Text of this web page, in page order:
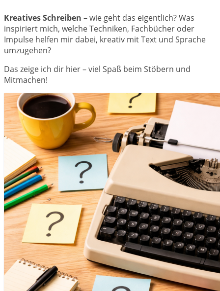
Kreatives Schreiben – wie geht das eigentlich? Was
inspiriert mich, welche Techniken, Fachbücher oder
Impulse helfen mir dabei, kreativ mit Text und Sprache
umzugehen?
Das zeige ich dir hier – viel Spaß beim Stöbern und
Mitmachen!